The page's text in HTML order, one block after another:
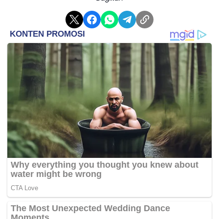
"Intinya kita menginisiasi agar digelar pasar tani kerjasama
Dinas Tanaman Pangan, Hortikultura dan Peternakan
Provinsi Jambi dengan melibatkan PT Rama Sinta Sukses
Utama sebagai pemasok terbesar di Kota Jambi,"
imbuhnya.
Secara terpisah, Kepala Dinas Tanaman Pangan,
Hortikultura dan Peternakan Provinsi Jambi, Akhmad
Mausul dijelaskan, pemerintah juga mendukung
peningkatan penyediaan bahan pangan pokok ke
masyarakat Jambi melalui Gelar Pasar Tani yang dikelola
pada 13 April hingga hari ini 17 April 2022.